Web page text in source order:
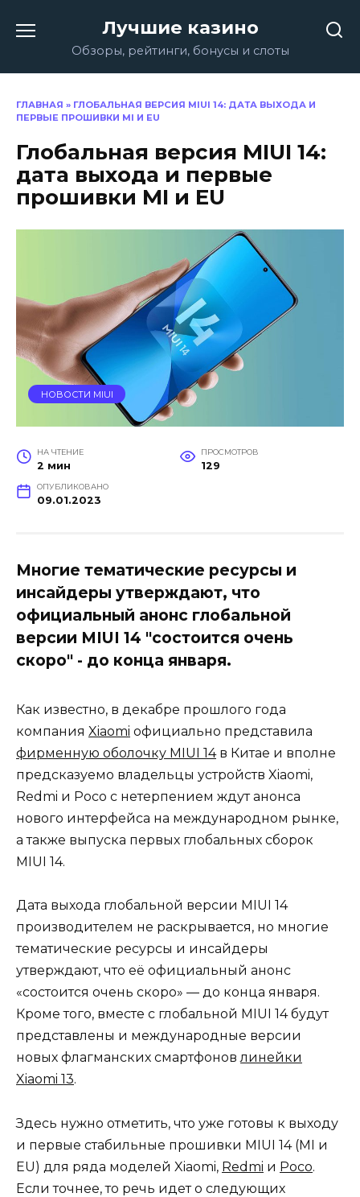
содержанию
Лучшие казино
Обзоры, рейтинги, бонусы и слоты
ГЛАВНАЯ » ГЛОБАЛЬНАЯ ВЕРСИЯ MIUI 14: ДАТА ВЫХОДА И
ПЕРВЫЕ ПРОШИВКИ MI И EU
Глобальная версия MIUI 14:
дата выхода и первые
прошивки MI и EU
НОВОСТИ MIUI
НА ЧТЕНИЕ
2 мин
ПРОСМОТРОВ
129
ОПУБЛИКОВАНО
09.01.2023
Многие тематические ресурсы и
инсайдеры утверждают, что
официальный анонс глобальной
версии MIUI 14 "состоится очень
скоро" - до конца января.
Как известно, в декабре прошлого года
компания Xiaomi официально представила
фирменную оболочку MIUI 14в Китае и вполне
предсказуемо владельцы устройств Xiaomi,
Redmi и Poco с нетерпением ждут анонса
нового интерфейса на международном рынке,
а также выпуска первых глобальных сборок
MIUI 14.
Дата выхода глобальной версии MIUI 14
производителем не раскрывается, но многие
тематические ресурсы и инсайдеры
утверждают, что её официальный анонс
«состоится очень скоро» — до конца января.
Кроме того, вместе с глобальной MIUI 14 будут
представлены и международные версии
новых флагманских смартфоновлинейки
Xiaomi 13.
Здесь нужно отметить, что уже готовы к выходу
и первые стабильные прошивки MIUI 14 (MI и
EU) для ряда моделей Xiaomi, Redmi и Poco.
Если точнее, то речь идет о следующих